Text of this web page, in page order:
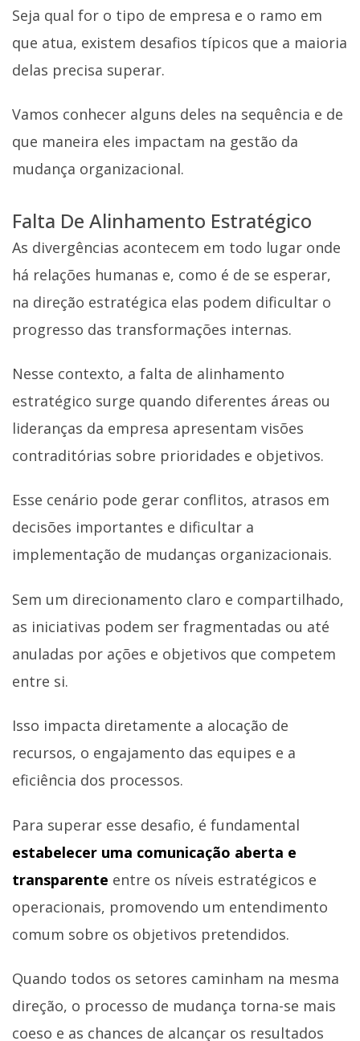
Seja qual for o tipo de empresa e o ramo em
que atua, existem desafios típicos que a maioria
delas precisa superar.
Vamos conhecer alguns deles na sequência e de
que maneira eles impactam na gestão da
mudança organizacional.
Falta De Alinhamento Estratégico
As divergências acontecem em todo lugar onde
há relações humanas e, como é de se esperar,
na direção estratégica elas podem dificultar o
progresso das transformações internas.
Nesse contexto, a falta de alinhamento
estratégico surge quando diferentes áreas ou
lideranças da empresa apresentam visões
contraditórias sobre prioridades e objetivos.
Esse cenário pode gerar conflitos, atrasos em
decisões importantes e dificultar a
implementação de mudanças organizacionais.
Sem um direcionamento claro e compartilhado,
as iniciativas podem ser fragmentadas ou até
anuladas por ações e objetivos que competem
entre si.
Isso impacta diretamente a alocação de
recursos, o engajamento das equipes e a
eficiência dos processos.
Para superar esse desafio, é fundamental
estabelecer uma comunicação aberta e
transparente entre os níveis estratégicos e
operacionais, promovendo um entendimento
comum sobre os objetivos pretendidos.
Quando todos os setores caminham na mesma
direção, o processo de mudança torna-se mais
coeso e as chances de alcançar os resultados